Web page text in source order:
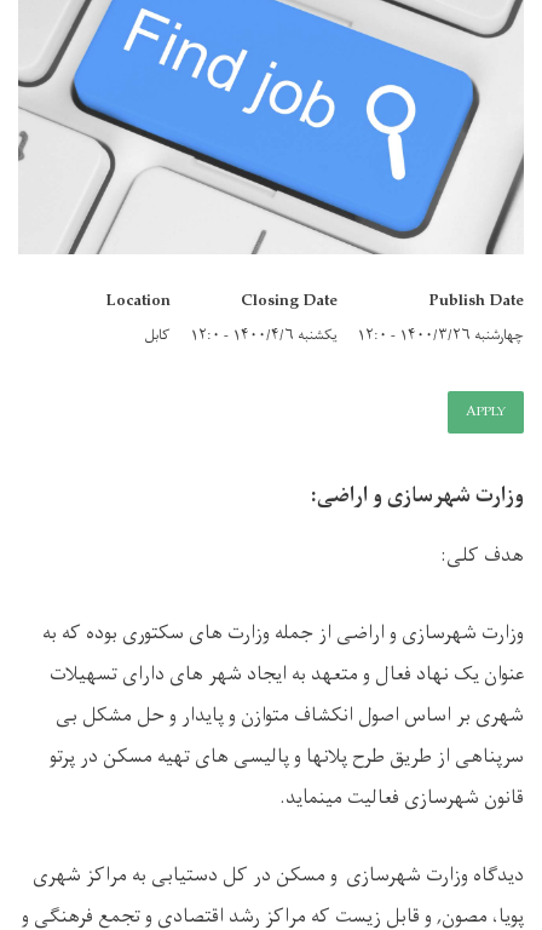
Publish Date
چهارشنبه ۱۴۰۰/۳/۲۶ - ۱۲:۰
Closing Date
یکشنبه ۱۴۰۰/۴/۶ - ۱۲:۰
Location
کابل
APPLY
وزارت شهرسازی و اراضی:
هدف کلی:
وزارت شهرسازی و اراضی از جمله وزارت های سکتوری بوده که به
عنوان یک نهاد فعال و متعهد به ایجاد شهر های دارای تسهیلات
شهری بر اساس اصول انکشاف متوازن و پایدار و حل مشکل بی
سرپناهی از طریق طرح پلانها و پالیسی های تهیه مسکن در پرتو
قانون شهرسازی فعالیت مینماید.
دیدگاه وزارت شهرسازی و مسکن در کل دستیابی به مراکز شهری
پویا، مصون, و قابل زیست که مراکز رشد اقتصادی و تجمع فرهنگی و